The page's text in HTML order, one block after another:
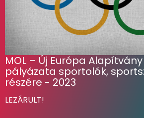
MOL – Új Európa
pályázata sportolók,
részére - 2023
LEZÁRULT!